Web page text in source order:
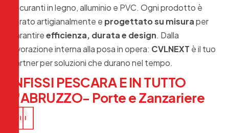
oscuranti in legno, alluminio e PVC. Ogni prodotto è
curato artigianalmente e progettato su misuraper
garantireefficienza, durata e design. Dalla
lavorazione interna alla posa in opera: CVLNEXT è il tuo
partner per soluzioni che durano nel tempo.
INFISSI PESCARA E IN TUTTO
L'ABRUZZO- Porte e Zanzariere